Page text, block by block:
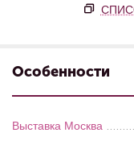
Особенности
Выставка Москва